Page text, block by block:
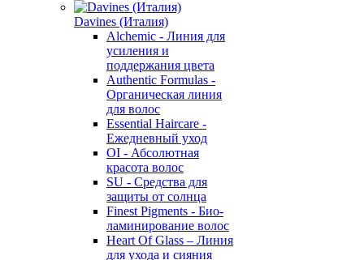
Davines (Италия)
Alchemic - Линия для
усиления и
поддержания цвета
Authentic Formulas -
Органическая линия
для волос
Essential Haircare -
Eжедневный уход
OI - Абсолютная
красота волос
SU - Средства для
защиты от солнца
Finest Pigments - Био-
ламинирование волос
Heart Of Glass – Линия
для ухода и сияния